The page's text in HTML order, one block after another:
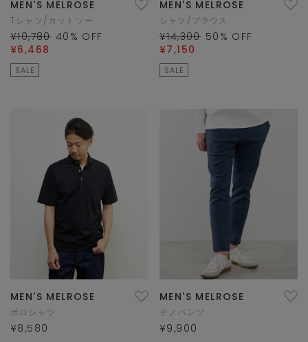
MEN'S MELROSE
Tシャツ/カットソー
¥10,780 40 % OFF
¥6,468
SALE
MEN'S MELROSE
シャツ/ブラウス
¥14,300 50 % OFF
¥7,150
SALE
MEN'S MELROSE
ポロシャツ
¥8,580
MEN'S MELROSE
チノパンツ
¥9,900